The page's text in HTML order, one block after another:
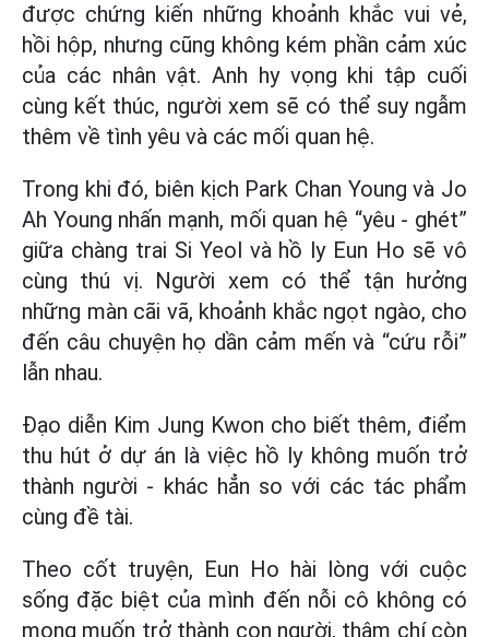
được chứng kiến những khoảnh khắc vui vẻ,
hồi hộp, nhưng cũng không kém phần cảm xúc
của các nhân vật. Anh hy vọng khi tập cuối
cùng kết thúc, người xem sẽ có thể suy ngẫm
thêm về tình yêu và các mối quan hệ.
Trong khi đó, biên kịch Park Chan Young và Jo
Ah Young nhấn mạnh, mối quan hệ “yêu - ghét”
giữa chàng trai Si Yeol và hồ ly Eun Ho sẽ vô
cùng thú vị. Người xem có thể tận hưởng
những màn cãi vã, khoảnh khắc ngọt ngào, cho
đến câu chuyện họ dần cảm mến và “cứu rỗi”
lẫn nhau.
Đạo diễn Kim Jung Kwon cho biết thêm, điểm
thu hút ở dự án là việc hồ ly không muốn trở
thành người - khác hẳn so với các tác phẩm
cùng đề tài.
Theo cốt truyện, Eun Ho hài lòng với cuộc
sống đặc biệt của mình đến nỗi cô không có
mong muốn trở thành con người, thậm chí còn